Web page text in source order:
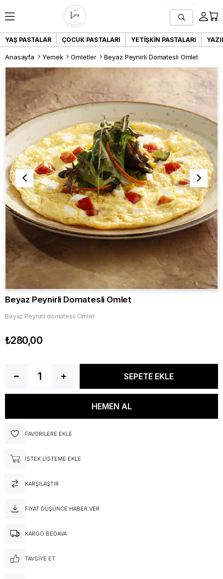
YAŞ PASTALAR ÇOCUK PASTALARI YETIŞKIN PASTALARI
Anasayfa Yemek Omletler Beyaz Peynirli Domatesli Omlet
Beyaz Peynirli Domatesli Omlet
Beyaz Peynirli domatesli Omlet
₺280,00
FAVORILERE EKLE
İSTEK LISTEME EKLE
KARŞILAŞTIR
FIYAT DÜŞÜNCE HABER VER
KARGO BEDAVA
TAVSIYE ET